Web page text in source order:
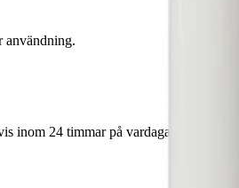
användning.
inom 24 timmar på vardagar.